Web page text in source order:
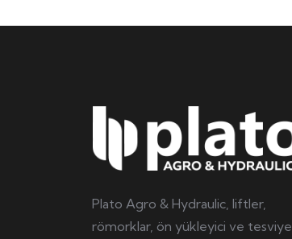
Plato Agro & Hydraulic, liftler,
römorklar, ön yükleyici ve tesviye